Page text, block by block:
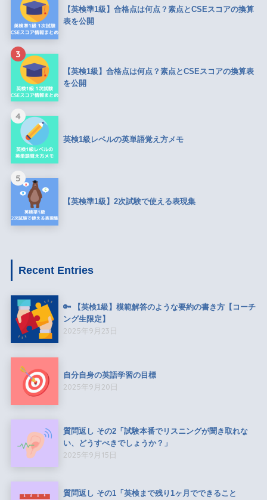
【英検準1級】合格点は何点？素点とCSEスコアの換算
表を公開
3
【英検1級】合格点は何点？素点とCSEスコアの換算表
を公開
4
英検1級レベルの英単語覚え方メモ
5
【英検準1級】2次試験で使える表現集
Recent Entries
🔑 【英検1級】模範解答のような要約の書き方【コーチ
ング生限定】
2025年9月23日
自分自身の英語学習の目標
2025年9月20日
質問返し その2「試験本番でリスニングが聞き取れな
い、どうすべきでしょうか？」
2025年9月15日
質問返し その1「英検まで残り1ヶ月でできること